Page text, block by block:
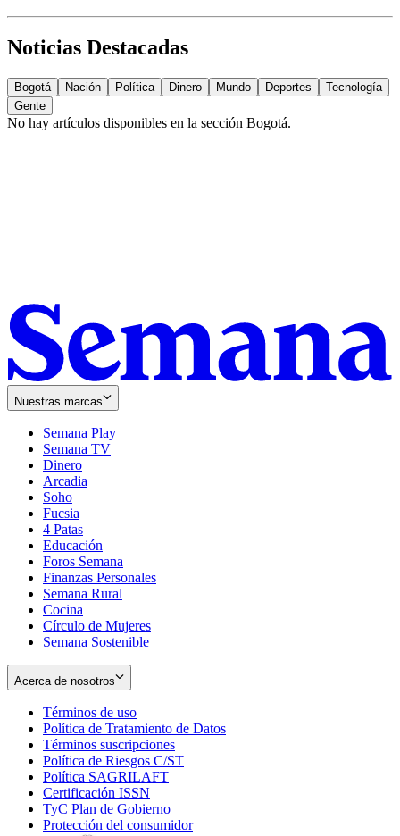
Noticias Destacadas
Bogotá Nación Política Dinero Mundo Deportes
Tecnología
Gente
No hay artículos disponibles en la sección Bogotá.
Nuestras marcas
Semana Play
Semana TV
Dinero
Arcadia
Soho
in
new
window
Fucsia
in
new
window
4 Patas
Educación
Foros Semana
Finanzas Personales
Semana Rural
Cocina
Círculo de Mujeres
Semana Sostenible
Acerca de nosotros
Términos de uso
in
new
window
Política de Tratamiento de Datos
Términos suscripciones
in
Política de Riesgos C/ST
Política SAGRILAFT
new
window
Certificación ISSN
in
new
TyC Plan de Gobierno
in
Protección del consumidorOpens